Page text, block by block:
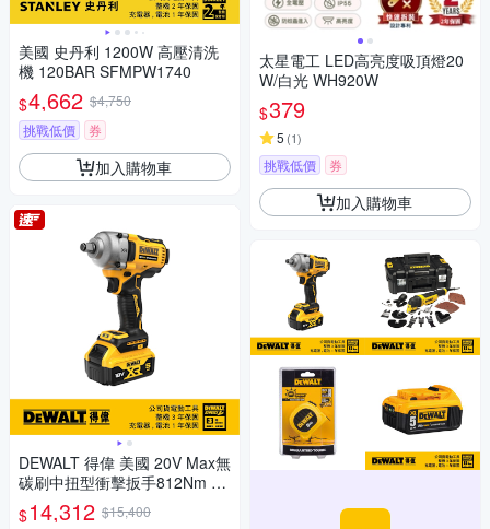
美國 史丹利 1200W 高壓清洗
機 120BAR SFMPW1740
$4,662 $4,750
挑戰低價
券
加入購物車
DEWALT 得偉 美國 20V Max無
碳刷中扭型衝擊扳手812Nm (D
CF891P2T)
$14,312 $15,400
太星電工 LED高亮度吸頂燈20
W/白光 WH920W
$379
5 (1)
挑戰低價 券
加入購物車